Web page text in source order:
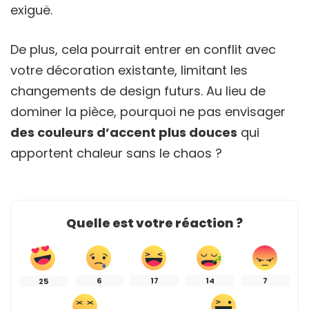
exiguë.
De plus, cela pourrait entrer en conflit avec
votre décoration existante, limitant les
changements de design futurs. Au lieu de
dominer la pièce, pourquoi ne pas envisager
des couleurs d’accent plus douces qui
apportent chaleur sans le chaos ?
Quelle est votre réaction ?
25 6 17 14 7